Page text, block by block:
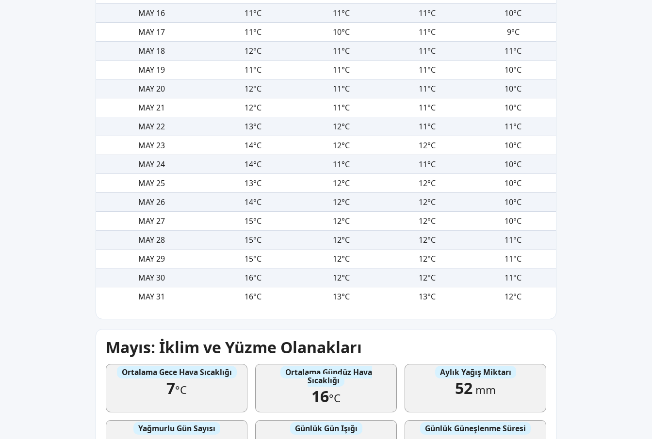
MAY 16
11°C 11°C 11°C
10°C
MAY 17
11°C 10°C 11°C
9°C
MAY 18
12°C 11°C 11°C
11°C
MAY 19
11°C 11°C 11°C
10°C
MAY 20
12°C 11°C 11°C
10°C
MAY 21
12°C 11°C 11°C
10°C
MAY 22
13°C 12°C 11°C
11°C
MAY 23
14°C 12°C 12°C
10°C
MAY 24
14°C 11°C 11°C
10°C
MAY 25
13°C 12°C 12°C
10°C
MAY 26
14°C 12°C 12°C
10°C
MAY 27
15°C 12°C 12°C
10°C
MAY 28
15°C 12°C 12°C
11°C
MAY 29
15°C 12°C 12°C
11°C
MAY 30
16°C 12°C 12°C
11°C
MAY 31
16°C 13°C 13°C 12°C
Mayıs: İklim ve Yüzme Olanakları
Ortalama Gece Hava Sıcaklığı
7°C
Ortalama Gündüz Hava
Sıcaklığı
16°C
Aylık Yağış Miktarı
52 mm
Yağmurlu Gün Sayısı Günlük Gün Işığı Günlük Güneşlenme Süresi